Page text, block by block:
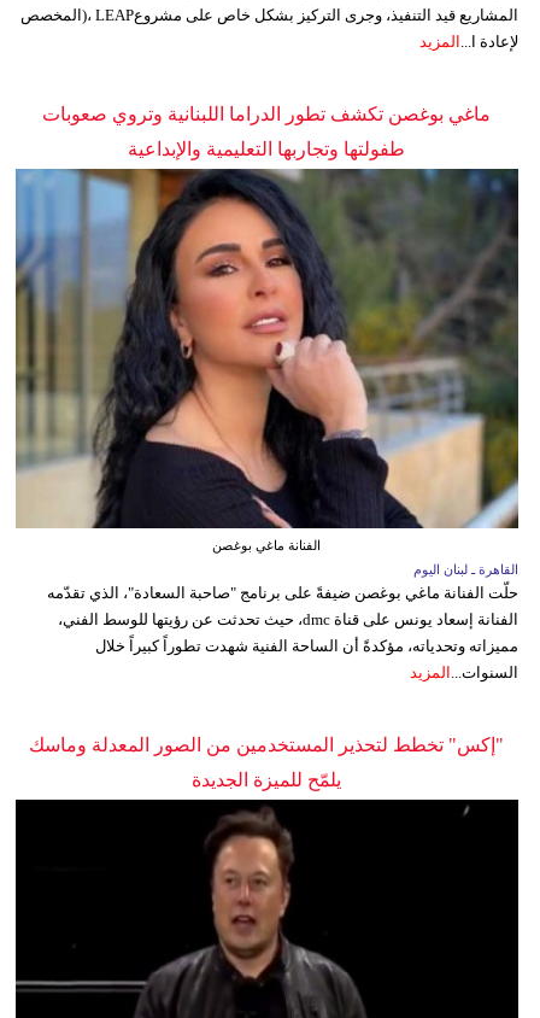
المشاريع قيد التنفيذ، وجرى التركيز بشكل خاص على مشروعLEAP ،(المخصص
لإعادة ا... المزيد
ماغي بوغصن تكشف تطور الدراما اللبنانية وتروي صعوبات
طفولتها وتجاربها التعليمية والإبداعية
الفنانة ماغي بوغصن
القاهرة ـ لبنان اليوم
حلّت الفنانة ماغي بوغصن ضيفةً على برنامج "صاحبة السعادة"، الذي تقدّمه
الفنانة إسعاد يونس على قناة dmc، حيث تحدثت عن رؤيتها للوسط الفني،
مميزاته وتحدياته، مؤكدةً أن الساحة الفنية شهدت تطوراً كبيراً خلال
السنوات... المزيد
"إكس" تخطط لتحذير المستخدمين من الصور المعدلة وماسك
يلمّح للميزة الجديدة